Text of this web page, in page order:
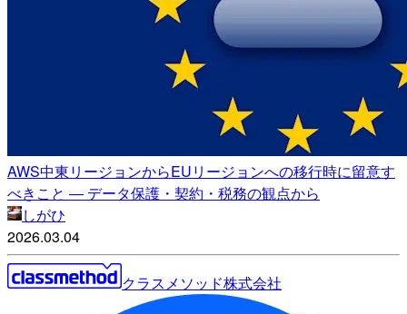
AWS中東リージョンからEUリージョンへの移行時に留意す
べきこと ― データ保護・契約・税務の観点から
しがひ
2026.03.04
クラスメソッド株式会社